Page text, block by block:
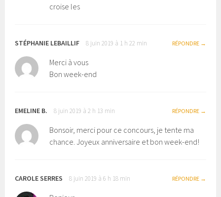
croise les
STÉPHANIE LEBAILLIF 8 juin 2019 à 1 h 22 min RÉPONDRE
Merci à vous
Bon week-end
EMELINE B. 8 juin 2019 à 2 h 13 min RÉPONDRE
Bonsoir, merci pour ce concours, je tente ma
chance. Joyeux anniversaire et bon week-end!
CAROLE SERRES 8 juin 2019 à 6 h 18 min RÉPONDRE